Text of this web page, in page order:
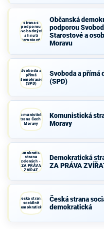
strana s
podporou
Svobodných
a hnutí
Starostové a
osobnosti
Občanská
podporou
Starostové a
Moravu
Svoboda a
přímá
demokracie
(SPD)
Svoboda a přímá
(SPD)
Komunistická
strana Čech a
Moravy
Komunistická
Moravy
Demokratická
strana
zelených -
ZA PRÁVA
ZVÍŘAT
Demokratická
ZA PRÁVA
Česká strana
sociálně
demokratická
Česká strana
demokratická